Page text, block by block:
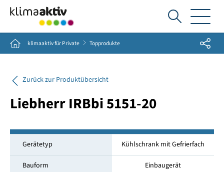
Ich
suche...
Home klimaaktiv für Private Topprodukte Share
Zurück zur Produktübersicht
Liebherr IRBbi 5151-20
Gerätetyp Kühlschrank mit Gefrierfach
Bauform Einbaugerät